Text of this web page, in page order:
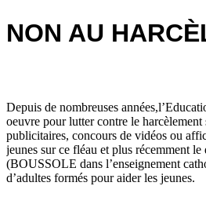
NON AU
Depuis de nombreuses
oeuvre pour lutter contre le harcèlement
publicitaires, concours de vidéos ou
jeunes sur ce fléau et plus récemment
(BOUSSOLE dans l’enseignement
d’adultes formés pour aider les jeunes.